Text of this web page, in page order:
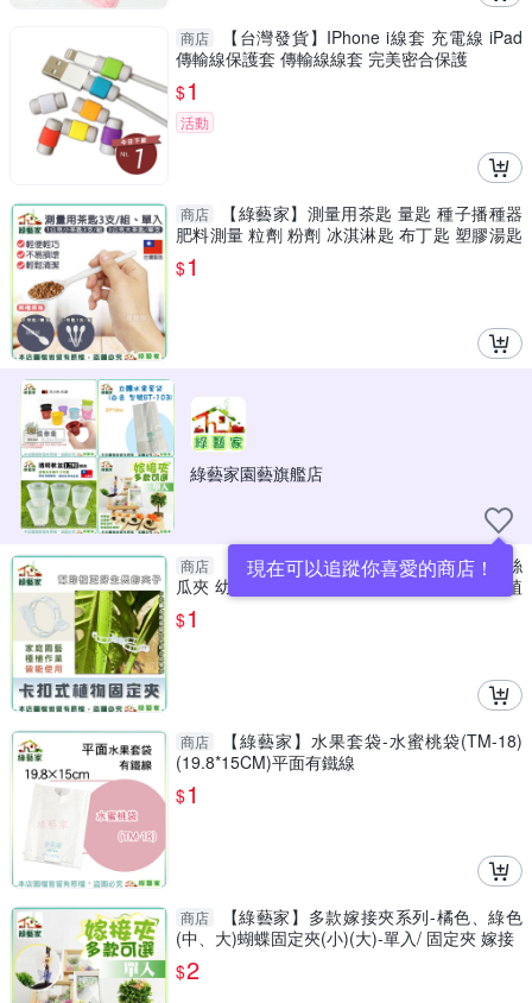
商店
【台灣發貨】IPhone i線套 充電線 iPad
傳輸線保護套 傳輸線線套 完美密合保護
$1
活動
商店
【綠藝家】測量用茶匙 量匙 種子播種器
肥料測量 粒劑 粉劑 冰淇淋匙 布丁匙 塑膠湯匙
湯匙 台灣
$1
綠藝家園藝旗艦店
現在可以追蹤你喜愛的商店！
商店
【綠藝家】卡扣式植物固定夾 植物夾 絲
瓜夾 幼苗夾 枝條固定夾 藤蔓固定夾 園藝夾 植
物固定夾
$1
商店
【綠藝家】水果套袋-水蜜桃袋(TM-18)
(19.8*15CM)平面有鐵線
$1
商店
【綠藝家】多款嫁接夾系列-橘色、綠色
(中、大)蝴蝶固定夾(小)(大)-單入/ 固定夾 嫁接
$2